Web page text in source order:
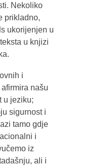
Nekoliko
prikladno,
ukorijenjen u
u knjizi
i
našu
u jeziku;
sigurnost i
tamo gdje
i
iz
ali i